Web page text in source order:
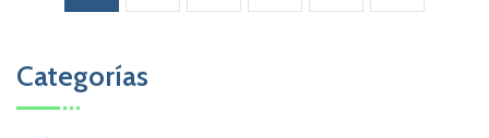
entradas
Categorías